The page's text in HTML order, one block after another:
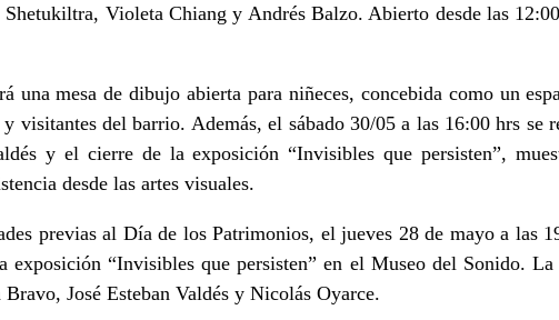
Violeta Chiang y Andrés Balzo. Abierto desde las
una mesa de dibujo abierta para niñeces, concebida como un
visitantes del barrio. Además, el sábado 30/05 a las 16:00 hrs se
y el cierre de la exposición “Invisibles que persisten”,
desde las artes visuales.
previas al Día de los Patrimonios, el jueves 28 de mayo a las
exposición “Invisibles que persisten” en el Museo del Sonido.
José Esteban Valdés y Nicolás Oyarce.